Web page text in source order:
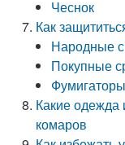
Чеснок
Как
Народные
Покупные
Фумигаторы
Какие одежда
комаров